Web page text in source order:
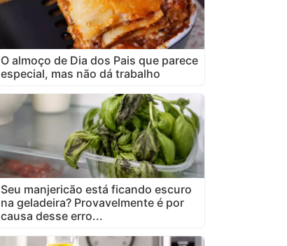
O almoço de Dia dos Pais que parece
especial, mas não dá trabalho
Seu manjericão está ficando escuro
na geladeira? Provavelmente é por
causa desse erro...